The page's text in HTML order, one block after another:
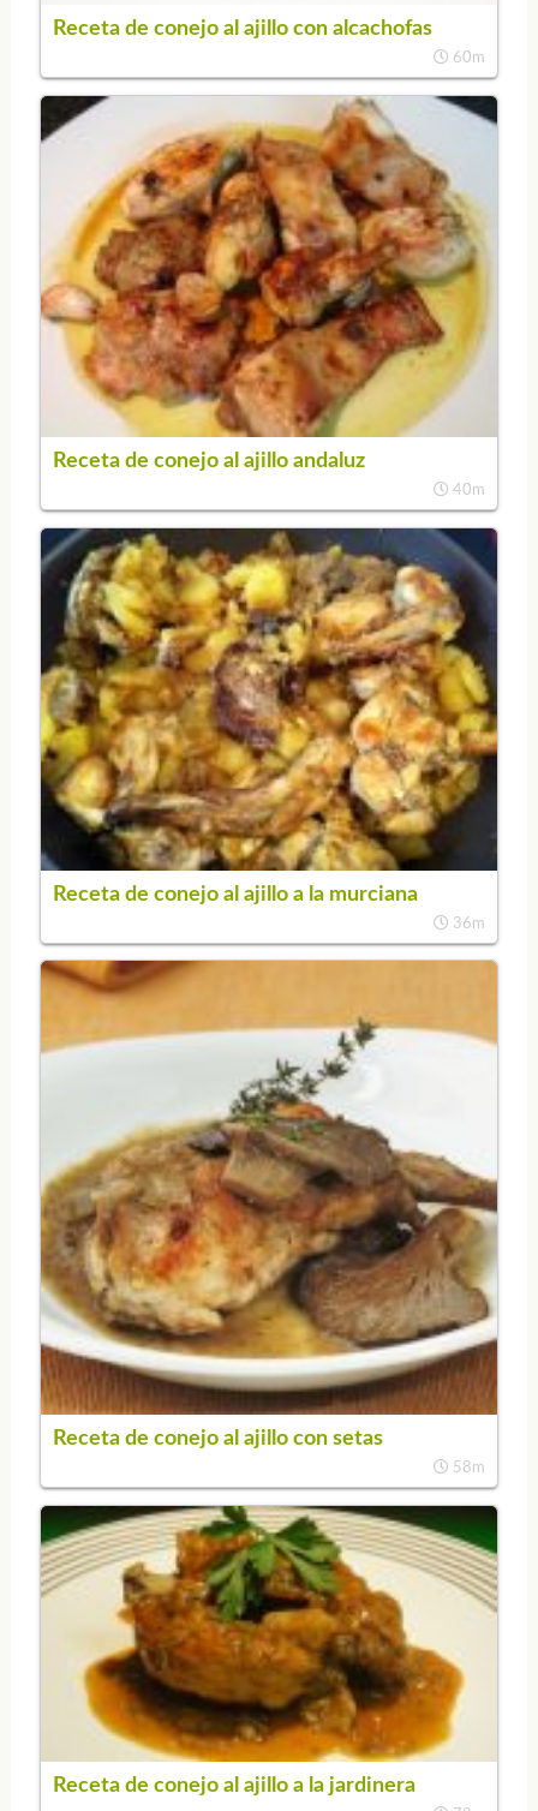
Receta de conejo al ajillo con alcachofas
60m
Receta de conejo al ajillo andaluz
40m
Receta de conejo al ajillo a la murciana
36m
Receta de conejo al ajillo con setas
58m
Receta de conejo al ajillo a la jardinera